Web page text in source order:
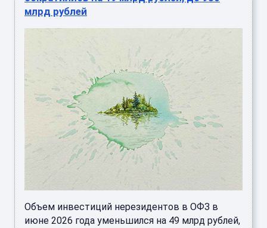
млрд рублей
Объем инвестиций нерезидентов в ОФЗ в
июне 2026 года уменьшился на 49 млрд рублей,